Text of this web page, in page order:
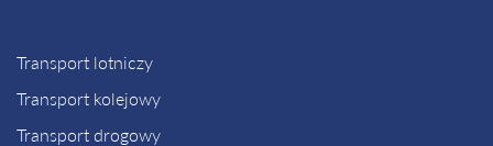
Transport lotniczy
Transport kolejowy
Transport drogowy